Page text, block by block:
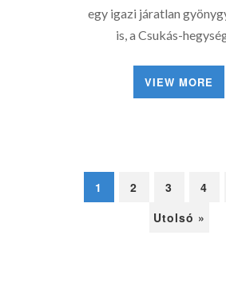
egy igazi járatlan
is, a Csukás-
VIEW MORE
1 2 3 4
Utolsó »